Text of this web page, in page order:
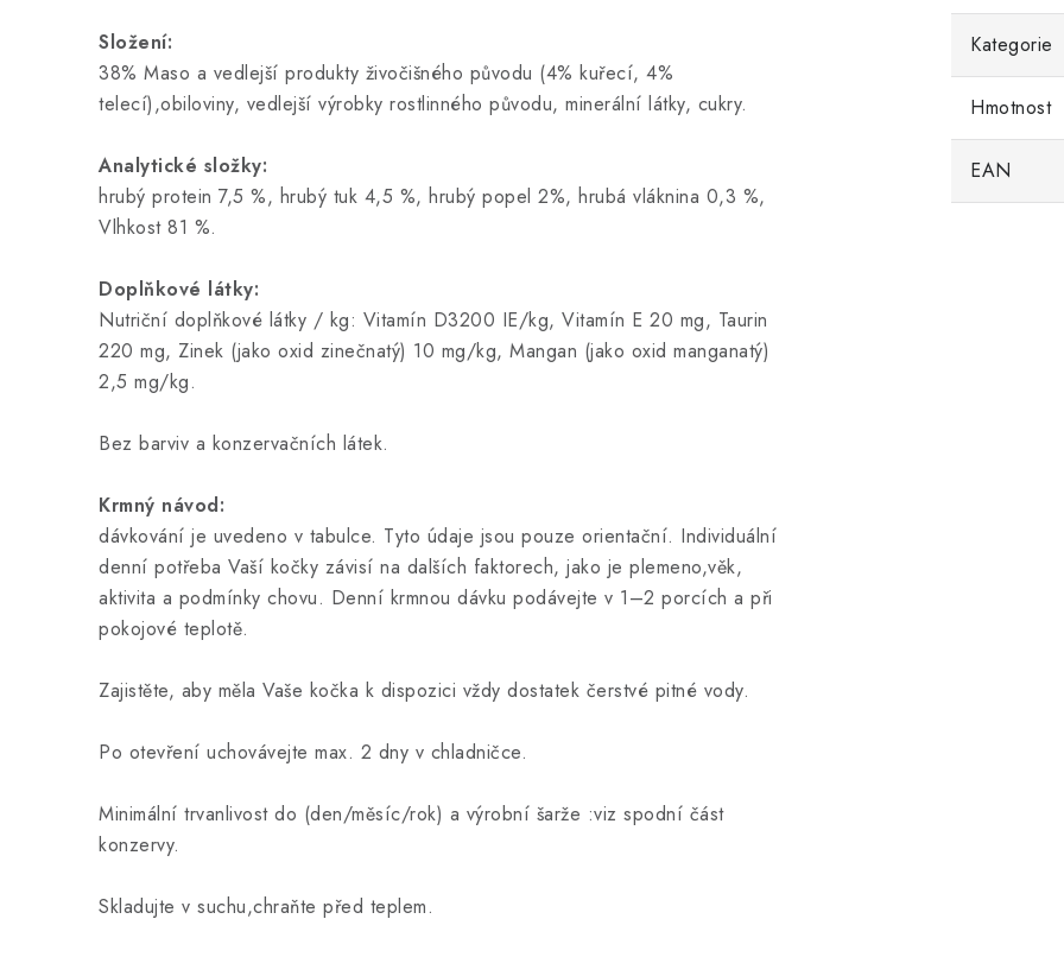
Složení:
38% Maso a vedlejší produkty živočišného původu (4% kuřecí, 4%
telecí),obiloviny, vedlejší výrobky rostlinného původu, minerální látky, cukry.
Analytické složky:
hrubý protein 7,5 %, hrubý tuk 4,5 %, hrubý popel 2%, hrubá vláknina 0,3 %,
Vlhkost 81 %.
Doplňkové látky:
Nutriční doplňkové látky / kg: Vitamín D3200 IE/kg, Vitamín E 20 mg, Taurin
220 mg, Zinek (jako oxid zinečnatý) 10 mg/kg, Mangan (jako oxid manganatý)
2,5 mg/kg.
Bez barviv a konzervačních látek.
Krmný návod:
dávkování je uvedeno v tabulce. Tyto údaje jsou pouze orientační. Individuální
denní potřeba Vaší kočky závisí na dalších faktorech, jako je plemeno,věk,
aktivita a podmínky chovu. Denní krmnou dávku podávejte v 1–2 porcích a při
pokojové teplotě.
Zajistěte, aby měla Vaše kočka k dispozici vždy dostatek čerstvé pitné vody.
Po otevření uchovávejte max. 2 dny v chladničce.
Minimální trvanlivost do (den/měsíc/rok) a výrobní šarže :viz spodní část
konzervy.
Skladujte v suchu,chraňte před teplem.
Kategorie
Hmotnost
EAN